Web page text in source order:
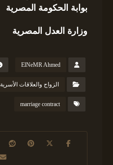
بوابة الحكومة المصرية
وزارة العدل المصرية
ElNeMR Ahmed
الزواج والعلاقات الأسرية
marriage contract